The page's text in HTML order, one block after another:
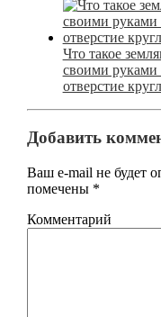
Что такое
своими
отверстие
Добавить
Ваш e-mail не будет
помечены *
Комментарий